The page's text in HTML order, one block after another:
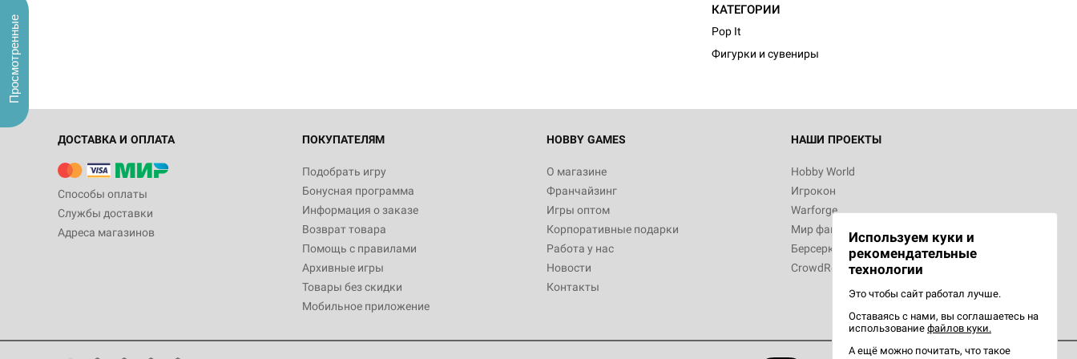
КАТЕГОРИИ
Pop It
Фигурки и сувениры
ДОСТАВКА И ОПЛАТА
Способы оплаты
Службы доставки
Адреса магазинов
ПОКУПАТЕЛЯМ
Подобрать игру
Бонусная программа
Информация о заказе
Возврат товара
Помощь с правилами
Архивные игры
Товары без скидки
Мобильное приложение
HOBBY GAMES
О магазине
Франчайзинг
Игры оптом
Корпоративные подарки
Работа у нас
Новости
Контакты
НАШИ ПРОЕКТЫ
Hobby World
Игрокон
Warforge
Мир фантастики
Берсерк
CrowdRepublic
Используем куки и
рекомендательные
технологии
Это чтобы сайт работал лучше.
Оставаясь с нами, вы соглашаетесь на
использование файлов куки.
А ещё можно почитать, что такое
Просмотренные
Белая смерть
12 990
Настольная игра Hobby World Ужас
3 490